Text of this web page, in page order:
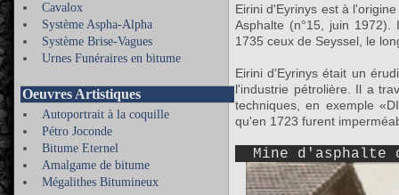
Cavalox
Système Aspha-Alpha
Système Brise-Vagues
Urnes Funéraires en bitume
Oeuvres Artistiques
Autoportrait à la coquille
Pétro Joconde
Bitume Eternel
Amalgame de bitume
Mégalithes Bitumineux
Eirini d'Eyrinys est à
Asphalte (n°15, juin
1735 ceux de Seyssel, le
Eirini d'Eyrinys était un
l'industrie pétrolière. Il a
techniques, en exemple
qu'en 1723 furent
Mine d'asphalte